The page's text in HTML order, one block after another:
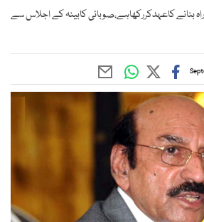
بنانے کاعہدکررکھاہے،صوبائی کابینہ کے اجلاس سے